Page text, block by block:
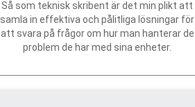
Så som teknisk skribent är det min plikt att
samla in effektiva och pålitliga lösningar för
att svara på frågor om hur man hanterar de
problem de har med sina enheter.